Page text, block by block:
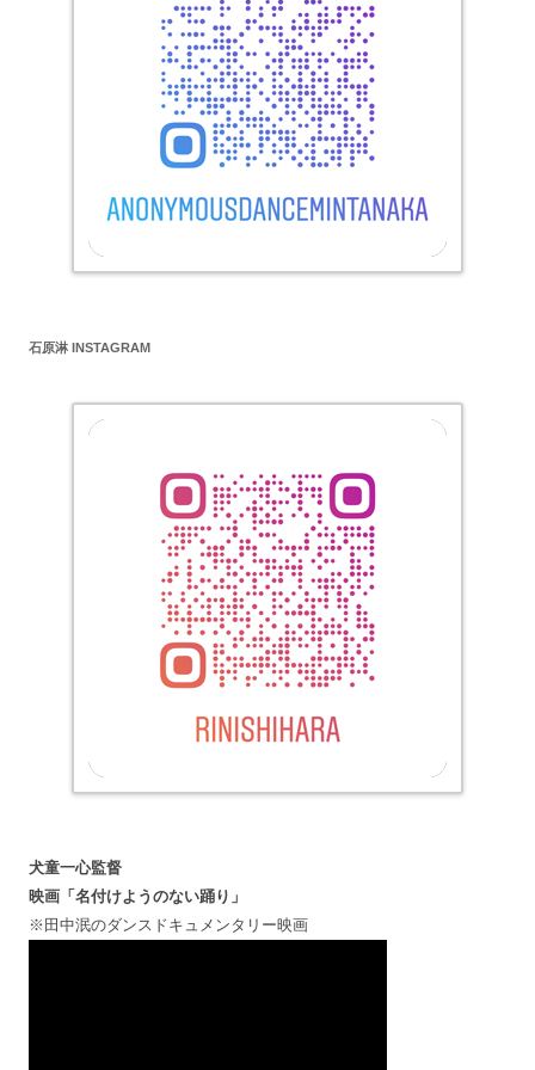
石原淋 INSTAGRAM
犬童一心監督
映画「名付けようのない踊り」
※田中泯のダンスドキュメンタリー映画